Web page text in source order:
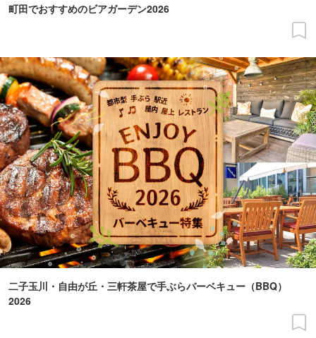
町田でおすすめのビアガーデン2026
二子玉川・自由が丘・三軒茶屋で手ぶらバーベキュー（BBQ）
2026